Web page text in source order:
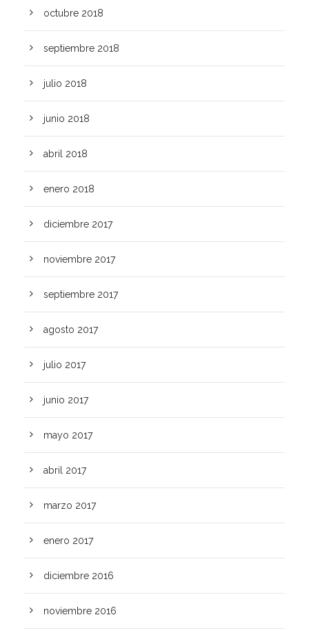
octubre 2018
septiembre 2018
julio 2018
junio 2018
abril 2018
enero 2018
diciembre 2017
noviembre 2017
septiembre 2017
agosto 2017
julio 2017
junio 2017
mayo 2017
abril 2017
marzo 2017
enero 2017
diciembre 2016
noviembre 2016